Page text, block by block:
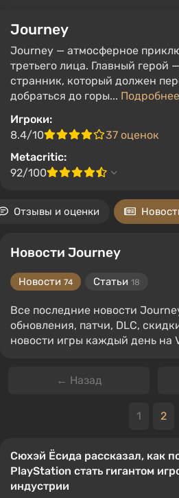
Journey
Journey — атмосферное
третьего лица. Главный герой
странник, который должен
добраться до горы... Подробнее
Игроки:
8.4/10
37 оценок
Metacritic:
92/100
Отзывы и оценки
Новости Journey
Новости 74 Статьи 18
Все последние новости
обновления, патчи, DLC,
новости игры каждый день на
← Назад
1 2
Сюхэй Ёсида рассказал, как
PlayStation стать гигантом
индустрии